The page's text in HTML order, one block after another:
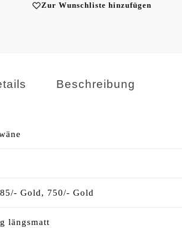
Zur Wunschliste hinzufügen
Beschreibung
Gold, 750/- Gold
längsmatt